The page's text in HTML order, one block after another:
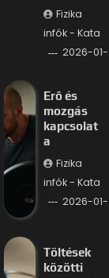
Fizika
infók - Kata
2026-
Erő és
mozgás
kapcsolat
a
Fizika
infók - Kata
2026-
Töltések
közötti